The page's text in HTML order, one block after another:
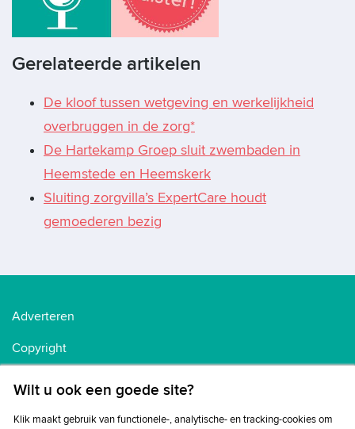
Gerelateerde artikelen
De kloof tussen wetgeving en werkelijkheid
overbruggen in de zorg*
De Hartekamp Groep sluit zwembaden in
Heemstede en Heemskerk
Sluiting zorgvilla’s ExpertCare houdt
gemoederen bezig
Adverteren
Copyright
Wilt u ook een goede site?
Klik maakt gebruik van functionele-, analytische- en tracking-cookies om